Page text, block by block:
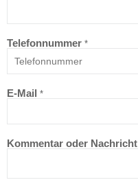
Telefonnummer *
E-Mail *
Kommentar oder Nachricht